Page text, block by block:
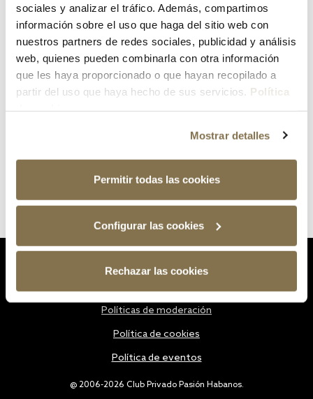
sociales y analizar el tráfico. Además, compartimos
información sobre el uso que haga del sitio web con
nuestros partners de redes sociales, publicidad y análisis
web, quienes pueden combinarla con otra información
que les haya proporcionado o que hayan recopilado a
partir del uso que haya hecho de sus servicios. Política
Mostrar detalles
Permitir todas las cookies
Configurar las cookies
Rechazar las cookies
¿Has olvidado tu contraseña?
@ 2006-2026 Club Privado Pasión Habanos.
Políticas de moderación
Política de cookies
Política de eventos